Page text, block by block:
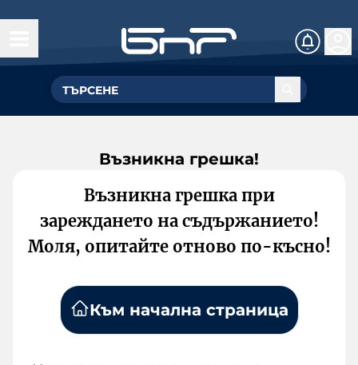
Възникна грешка!
Възникна грешка при
зареждането на съдържанието!
Моля, опитайте отново по-късно!
Към начална страница